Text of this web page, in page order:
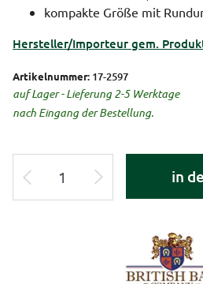
kompakte Größe mit
Hersteller/Importeur gem.
Artikelnummer: 17-2597
auf Lager - Lieferung 2-5 Werktage
nach Eingang der Bestellung.
in